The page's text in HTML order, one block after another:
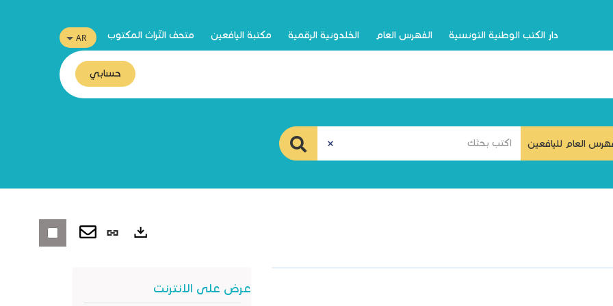
دار الكتب الوطنية التونسية الفهرس العام الخلدونية الرقمية مكتبة اليافعين متحف التّراث المكتوب
حسابي
العام لليافعين
رابط
عرض على الانترنت